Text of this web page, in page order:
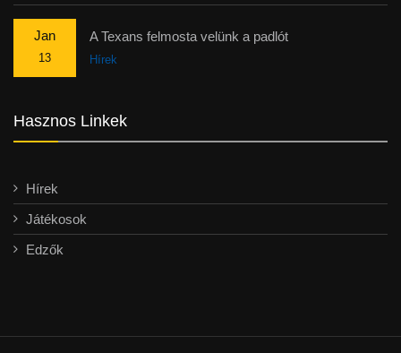
Jan
13
A Texans felmosta velünk a padlót
Hírek
Hasznos Linkek
Hírek
Játékosok
Edzők